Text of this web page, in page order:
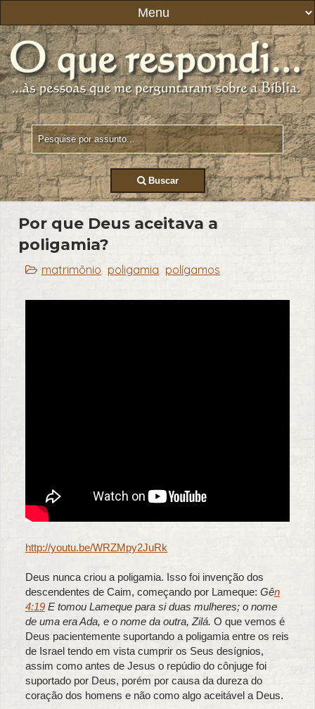
Buscar
Por que Deus aceitava a
poligamia?
matrimônio, poligamia, polígamos
http://youtu.be/WRZMpy2JuRk
Deus nunca criou a poligamia. Isso foi invenção dos
descendentes de Caim, começando por Lameque: Gên
4:19 E tomou Lameque para si duas mulheres; o nome
de uma era Ada, e o nome da outra, Zilá. O que vemos é
Deus pacientemente suportando a poligamia entre os reis
de Israel tendo em vista cumprir os Seus desígnios,
assim como antes de Jesus o repúdio do cônjuge foi
suportado por Deus, porém por causa da dureza do
coração dos homens e não como algo aceitável a Deus.